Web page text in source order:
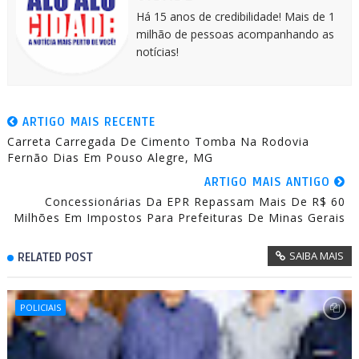
Há 15 anos de credibilidade! Mais de 1
milhão de pessoas acompanhando as
notícias!
ARTIGO MAIS RECENTE
Carreta Carregada De Cimento Tomba Na Rodovia
Fernão Dias Em Pouso Alegre, MG
ARTIGO MAIS ANTIGO
Concessionárias Da EPR Repassam Mais De R$ 60
Milhões Em Impostos Para Prefeituras De Minas Gerais
RELATED POST SAIBA MAIS
POLICIAIS